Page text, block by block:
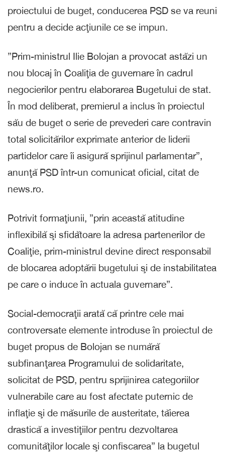
proiectului de buget, conducerea PSD se va reuni
pentru a decide acţiunile ce se impun.
”Prim-ministrul Ilie Bolojan a provocat astăzi un
nou blocaj în Coaliţia de guvernare în cadrul
negocierilor pentru elaborarea Bugetului de stat.
În mod deliberat, premierul a inclus în proiectul
său de buget o serie de prevederi care contravin
total solicitărilor exprimate anterior de liderii
partidelor care îi asigură sprijinul parlamentar”,
anunţă PSD într-un comunicat oficial, citat de
news.ro.
Potrivit formaţiunii, ”prin această atitudine
inflexibilă şi sfidătoare la adresa partenerilor de
Coaliţie, prim-ministrul devine direct responsabil
de blocarea adoptării bugetului şi de instabilitatea
pe care o induce în actuala guvernare”.
Social-democraţii arată că printre cele mai
controversate elemente introduse în proiectul de
buget propus de Bolojan se numără
subfinanţarea Programului de solidaritate,
solicitat de PSD, pentru sprijinirea categoriilor
vulnerabile care au fost afectate puternic de
inflaţie şi de măsurile de austeritate, tăierea
drastică a investiţiilor pentru dezvoltarea
comunităţilor locale şi confiscarea” la bugetul